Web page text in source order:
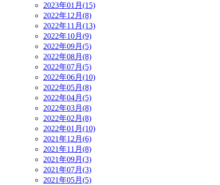
2023年01月(15)
2022年12月(8)
2022年11月(13)
2022年10月(9)
2022年09月(5)
2022年08月(8)
2022年07月(5)
2022年06月(10)
2022年05月(8)
2022年04月(5)
2022年03月(8)
2022年02月(8)
2022年01月(10)
2021年12月(6)
2021年11月(8)
2021年09月(3)
2021年07月(3)
2021年05月(5)